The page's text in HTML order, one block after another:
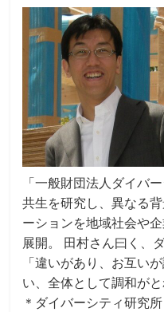
「一般財団法人ダイバ
共生を研究し、異なる
ーションを地域社会や
展開。 田村さん曰く、
「違いがあり、お互い
い、全体として調和がと
＊ダイバーシティ研究所